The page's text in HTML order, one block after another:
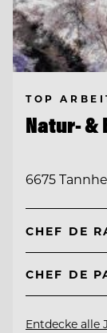
TOP
Natur- &
6675
CHEF DE
CHEF DE
Entdecke alle